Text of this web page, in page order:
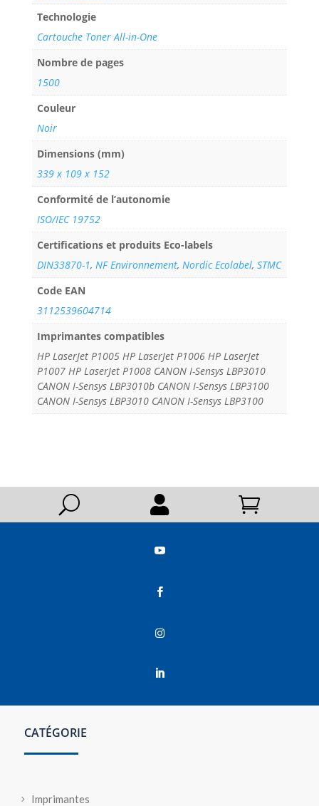
Technologie
Cartouche Toner All-in-One
Nombre de pages
1500
Couleur
Noir
Dimensions (mm)
339 x 109 x 152
Conformité de l’autonomie
ISO/IEC 19752
Certifications et produits Eco-labels
DIN33870-1, NF Environnement, Nordic Ecolabel, STMC
Code EAN
3112539604714
Imprimantes compatibles
HP LaserJet P1005 HP LaserJet P1006 HP LaserJet
P1007 HP LaserJet P1008 CANON I-Sensys LBP3010
CANON I-Sensys LBP3010b CANON I-Sensys LBP3100
CANON I-Sensys LBP3010 CANON I-Sensys LBP3100
U  




CATÉGORIE
Imprimantes